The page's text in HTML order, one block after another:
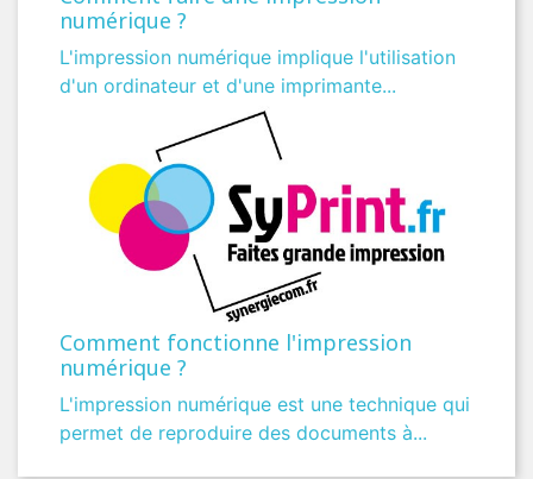
numérique ?
L'impression numérique implique l'utilisation
d'un ordinateur et d'une imprimante...
Comment fonctionne l'impression
numérique ?
L'impression numérique est une technique qui
permet de reproduire des documents à...